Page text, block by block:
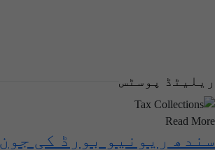
ریلیٹڈ پوسٹس
Read More
سندھ ریونیو بورڈ کی جون